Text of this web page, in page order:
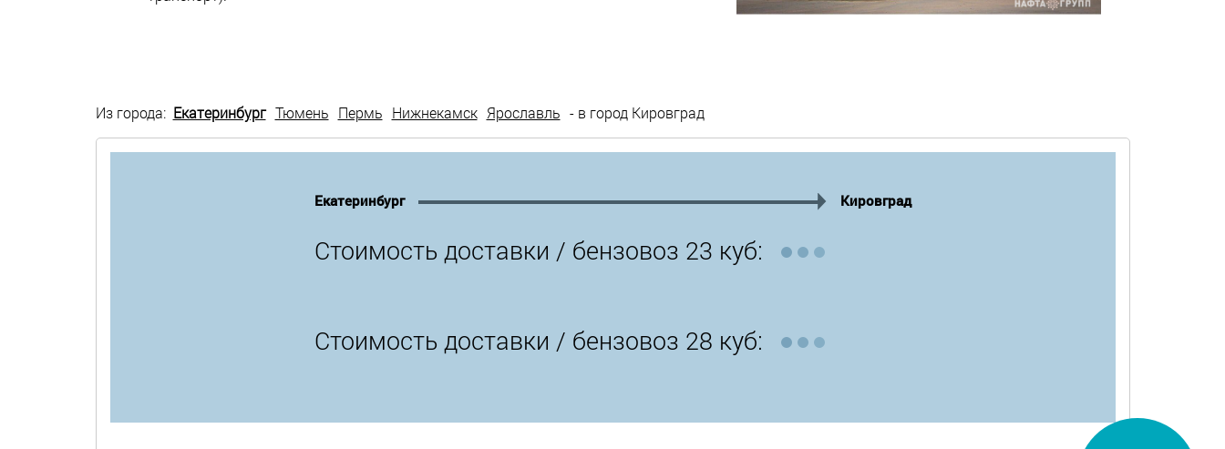
Из города: Екатеринбург Тюмень Пермь Нижнекамск Ярославль - в город Кировград
Екатеринбург Кировград
Стоимость доставки / бензовоз 23 куб:
Стоимость доставки / бензовоз 28 куб: